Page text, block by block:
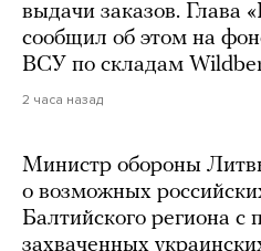
выдачи заказов. Глава
сообщил об этом на
ВСУ по складам
2 часа назад
Министр обороны
о возможных
Балтийского региона
захваченных